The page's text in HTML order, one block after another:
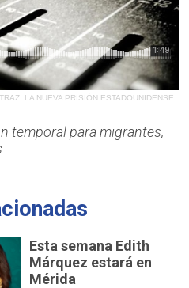
LA NUEVA PRISIÓN ESTADOUNIDENSE
temporal para migrantes,
Esta semana Edith
Márquez estará en
Mérida